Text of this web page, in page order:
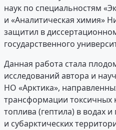
наук по специальностям
и «Аналитическая химия»
защитил в
государственного
Данная работа стала
исследований автора и
НО «Арктика»,
трансформации токсичных
топлива (гептила) в водах
и субарктических